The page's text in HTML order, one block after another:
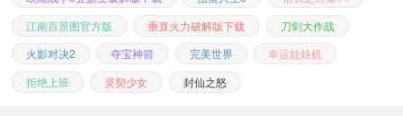
江南百景图官方版
垂直火力破解版下载
刀剑大作战
火影对决2
夺宝神箭 完美世界
幸运娃娃机
拒绝上班
灵契少女 封仙之怒